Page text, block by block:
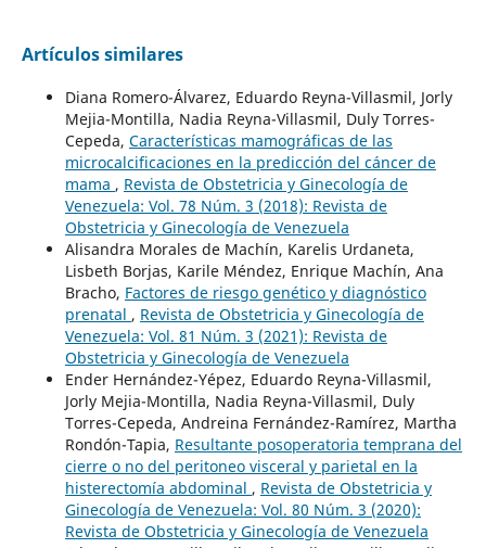
Artículos similares
Diana Romero-Álvarez, Eduardo Reyna-Villasmil, Jorly
Mejia-Montilla, Nadia Reyna-Villasmil, Duly Torres-
Cepeda, Características mamográficas de las
microcalcificaciones en la predicción del cáncer de
mama , Revista de Obstetricia y Ginecología de
Venezuela: Vol. 78 Núm. 3 (2018): Revista de
Obstetricia y Ginecología de Venezuela
Alisandra Morales de Machín, Karelis Urdaneta,
Lisbeth Borjas, Karile Méndez, Enrique Machín, Ana
Bracho, Factores de riesgo genético y diagnóstico
prenatal , Revista de Obstetricia y Ginecología de
Venezuela: Vol. 81 Núm. 3 (2021): Revista de
Obstetricia y Ginecología de Venezuela
Ender Hernández-Yépez, Eduardo Reyna-Villasmil,
Jorly Mejia-Montilla, Nadia Reyna-Villasmil, Duly
Torres-Cepeda, Andreina Fernández-Ramírez, Martha
Rondón-Tapia, Resultante posoperatoria temprana del
cierre o no del peritoneo visceral y parietal en la
histerectomía abdominal , Revista de Obstetricia y
Ginecología de Venezuela: Vol. 80 Núm. 3 (2020):
Revista de Obstetricia y Ginecología de Venezuela